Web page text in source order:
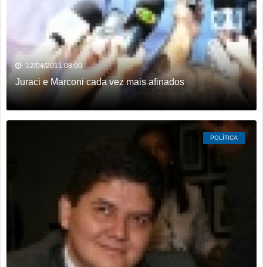
12/04/2011 08:00
Juraci e Marconi cada vez mais afinados
POLÍTICA